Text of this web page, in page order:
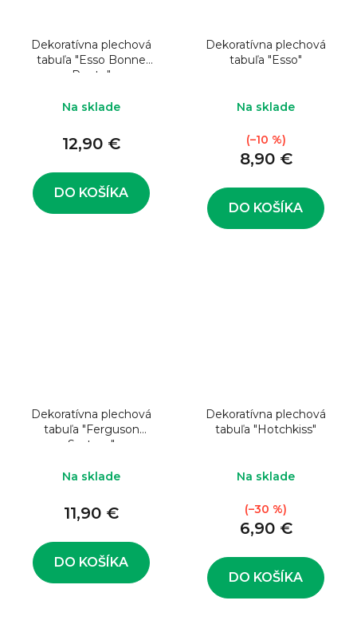
Dekoratívna plechová
tabuľa "Esso Bonne
Route"
Na sklade
12,90 €
DO KOŠÍKA
Dekoratívna plechová
tabuľa "Esso"
Na sklade
8,90 €
(–10 %)
DO KOŠÍKA
Dekoratívna plechová
tabuľa "Ferguson
System"
Na sklade
11,90 €
DO KOŠÍKA
Dekoratívna plechová
tabuľa "Hotchkiss"
Na sklade
6,90 €
(–30 %)
DO KOŠÍKA